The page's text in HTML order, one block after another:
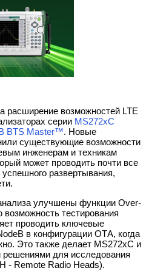
расширение возможностей LTE
серии MS272xC
BTS Master™. Новые
существующие возможности
инженерам и техникам
может проводить почти все
развертывания,
улучшены функции Over-
тестирования
проводить ключевые
в конфигурации ОТА, когда
Это также делает MS272xC и
для исследования
- Remote Radio Heads).